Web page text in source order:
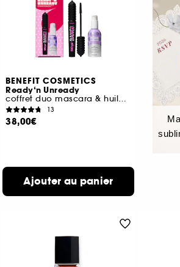
BENEFIT COSMETICS
Ready‘n Unready
coffret duo mascara & huile démaquillante
13
38,00€
Ajouter au panier